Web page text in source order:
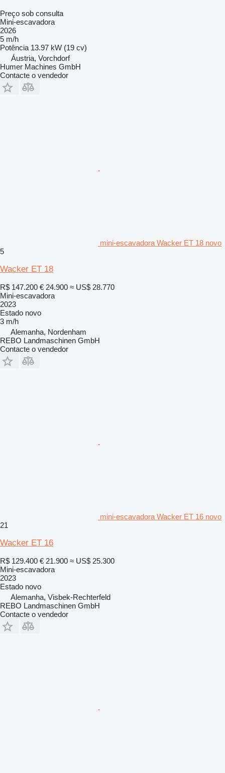
Preço sob consulta
Mini-escavadora
2026
5 m/h
Potência 13.97 kW (19 cv)
Áustria, Vorchdorf
Humer Machines GmbH
Contacte o vendedor
mini-escavadora Wacker ET 18 novo
5
Wacker ET 18
R$ 147.200 € 24.900 ≈ US$ 28.770
Mini-escavadora
2023
Estado novo
3 m/h
Alemanha, Nordenham
REBO Landmaschinen GmbH
Contacte o vendedor
mini-escavadora Wacker ET 16 novo
21
Wacker ET 16
R$ 129.400 € 21.900 ≈ US$ 25.300
Mini-escavadora
2023
Estado novo
Alemanha, Visbek-Rechterfeld
REBO Landmaschinen GmbH
Contacte o vendedor